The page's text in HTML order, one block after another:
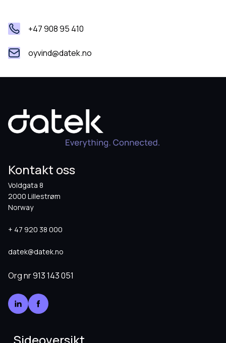
+47 908 95 410
oyvind@datek.no
Kontakt oss
Voldgata 8
2000 Lillestrøm
Norway
+ 47 920 38 000
datek@datek.no
Org nr913 143 051